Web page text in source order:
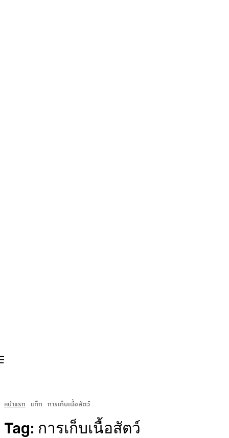
หน้าแรก แท็ก การเก็บเนื้อสัตว์
Tag: การเก็บเนื้อสัตว์